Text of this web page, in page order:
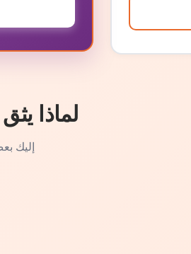
لماذا
إليك